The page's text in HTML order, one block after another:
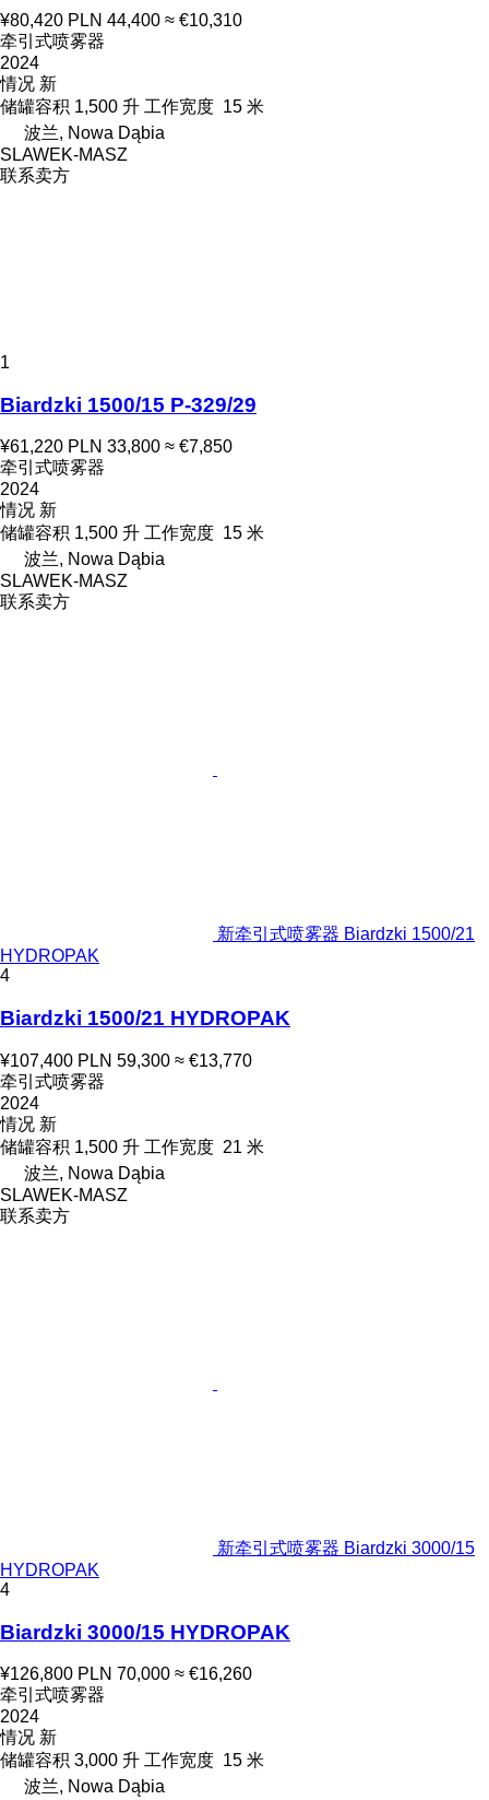
¥80,420 PLN 44,400 ≈ €10,310
牵引式喷雾器
2024
情况 新
储罐容积 1,500 升 工作宽度 15 米
波兰, Nowa Dąbia
SLAWEK-MASZ
联系卖方
1
Biardzki 1500/15 P-329/29
¥61,220 PLN 33,800 ≈ €7,850
牵引式喷雾器
2024
情况 新
储罐容积 1,500 升 工作宽度 15 米
波兰, Nowa Dąbia
SLAWEK-MASZ
联系卖方
新牵引式喷雾器 Biardzki 1500/21
HYDROPAK
4
Biardzki 1500/21 HYDROPAK
¥107,400 PLN 59,300 ≈ €13,770
牵引式喷雾器
2024
情况 新
储罐容积 1,500 升 工作宽度 21 米
波兰, Nowa Dąbia
SLAWEK-MASZ
联系卖方
新牵引式喷雾器 Biardzki 3000/15
HYDROPAK
4
Biardzki 3000/15 HYDROPAK
¥126,800 PLN 70,000 ≈ €16,260
牵引式喷雾器
2024
情况 新
储罐容积 3,000 升 工作宽度 15 米
波兰, Nowa Dąbia